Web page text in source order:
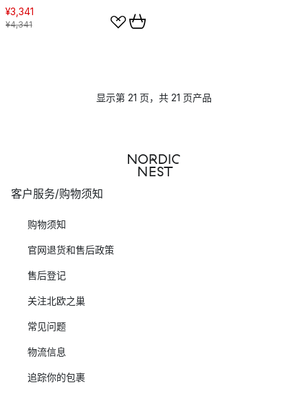
¥3,341
¥4,341
显示第 21 页，共 21 页产品
客户服务/购物须知
购物须知
官网退货和售后政策
售后登记
关注北欧之巢
常见问题
物流信息
追踪你的包裹